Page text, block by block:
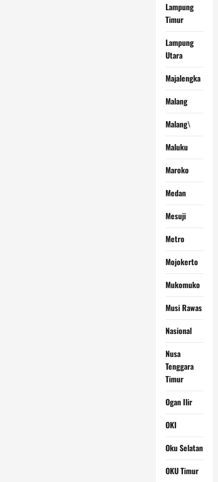
Lampung
Timur
Lampung
Utara
Majalengka
Malang
Malang\
Maluku
Maroko
Medan
Mesuji
Metro
Mojokerto
Mukomuko
Musi Rawas
Nasional
Nusa
Tenggara
Timur
Ogan Ilir
OKI
Oku Selatan
OKU Timur